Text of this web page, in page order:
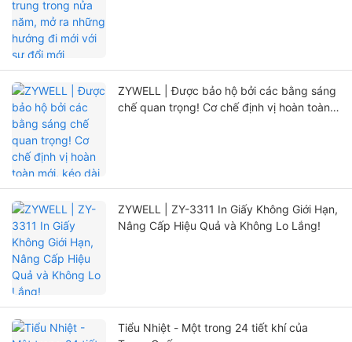
ZYWELL | Được bảo hộ bởi các bằng sáng
chế quan trọng! Cơ chế định vị hoàn toàn
ZYWELL | ZY-3311 In Giấy Không Giới Hạn,
Nâng Cấp Hiệu Quả và Không Lo Lắng!
Tiểu Nhiệt - Một trong 24 tiết khí của